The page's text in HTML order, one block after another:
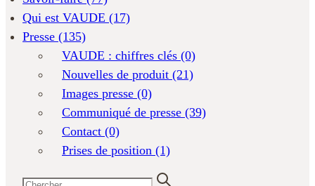
Qui est VAUDE (17)
Presse (135)
VAUDE : chiffres clés (0)
Nouvelles de produit (21)
Images presse (0)
Communiqué de presse (39)
Contact (0)
Prises de position (1)